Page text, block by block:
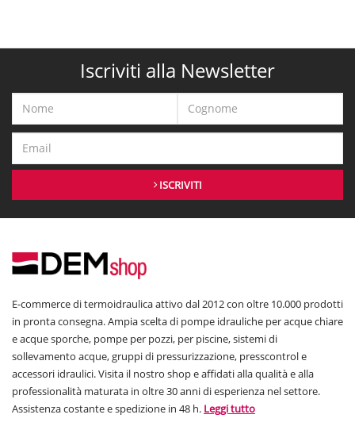
Iscriviti alla Newsletter
ISCRIVITI
E-commerce di termoidraulica attivo dal 2012 con oltre 10.000 prodotti
in pronta consegna. Ampia scelta di pompe idrauliche per acque chiare
e acque sporche, pompe per pozzi, per piscine, sistemi di
sollevamento acque, gruppi di pressurizzazione, presscontrol e
accessori idraulici. Visita il nostro shop e affidati alla qualità e alla
professionalità maturata in oltre 30 anni di esperienza nel settore.
Assistenza costante e spedizione in 48 h. Leggi tutto